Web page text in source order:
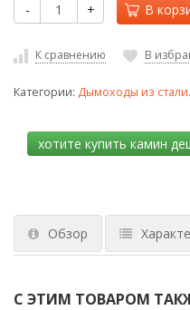
- + В
К сравнению В
Категории: Дымоходы из
Обзор
С ЭТИМ ТОВАРОМ